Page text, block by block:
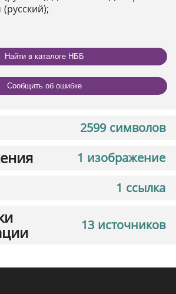
Найти в каталоге НББ
Сообщить об ошибке
2599 символов
1 изображение
1 ссылка
13 источников